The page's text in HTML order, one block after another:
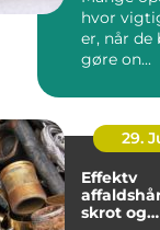
hvor
er, når de
gøre on...
29.
Effektv
skrot og